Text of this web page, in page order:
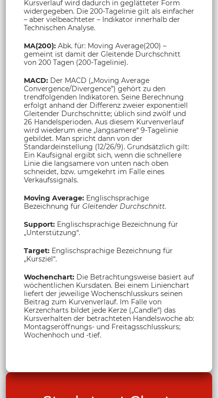
Kursverlauf wird dadurch in geglätteter Form
widergegeben. Die 200-Tagelinie gilt als einfacher
– aber vielbeachteter – Indikator innerhalb der
Technischen Analyse.
MA(200): Abk. für: Moving Average(200) –
gemeint ist damit der Gleitende Durchschnitt
von 200 Tagen (200-Tagelinie).
MACD: Der MACD („Moving Average
Convergence/Divergence”) gehört zu den
trendfolgenden Indikatoren. Seine Berechnung
erfolgt anhand der Differenz zweier exponentiell
Gleitender Durchschnitte; üblich sind zwölf und
26 Handelsperioden. Aus diesem Kurvenverlauf
wird wiederum eine „langsamere“ 9-Tagelinie
gebildet. Man spricht dann von der
Standardeinstellung (12/26/9). Grundsätzlich gilt:
Ein Kaufsignal ergibt sich, wenn die schnellere
Linie die langsamere von unten nach oben
schneidet, bzw. umgekehrt im Falle eines
Verkaufssignals.
Moving Average: Englischsprachige
Bezeichnung für Gleitender Durchschnitt.
Support: Englischsprachige Bezeichnung für
„Unterstützung“.
Target: Englischsprachige Bezeichnung für
„Kursziel“.
Wochenchart: Die Betrachtungsweise basiert auf
wöchentlichen Kursdaten. Bei einem Linienchart
liefert der jeweilige Wochenschlusskurs seinen
Beitrag zum Kurvenverlauf. Im Falle von
Kerzencharts bildet jede Kerze („Candle“) das
Kursverhalten der betrachteten Handelswoche ab:
Montagseröffnungs- und Freitagsschlusskurs;
Wochenhoch und -tief.